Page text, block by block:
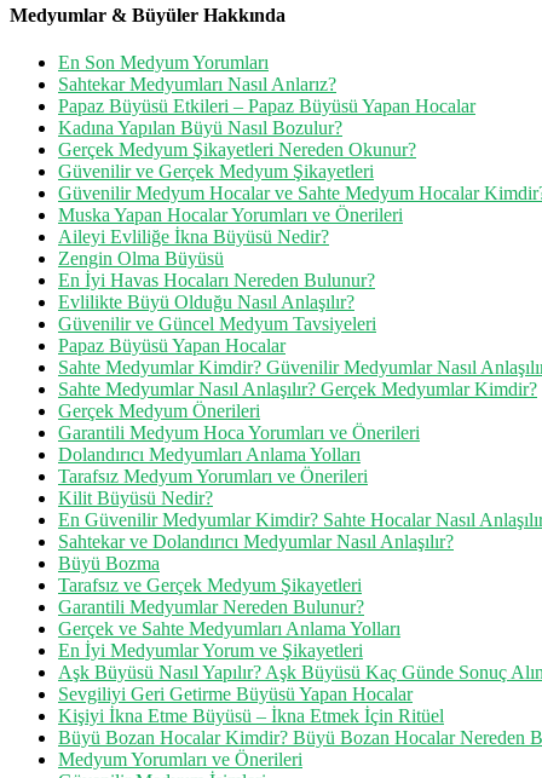
Medyumlar & Büyüler Hakkında
En Son Medyum Yorumları
Sahtekar Medyumları Nasıl Anlarız?
Papaz Büyüsü Etkileri – Papaz Büyüsü Yapan Hocalar
Kadına Yapılan Büyü Nasıl Bozulur?
Gerçek Medyum Şikayetleri Nereden Okunur?
Güvenilir ve Gerçek Medyum Şikayetleri
Güvenilir Medyum Hocalar ve Sahte Medyum Hocalar
Muska Yapan Hocalar Yorumları ve Önerileri
Aileyi Evliliğe İkna Büyüsü Nedir?
Zengin Olma Büyüsü
En İyi Havas Hocaları Nereden Bulunur?
Evlilikte Büyü Olduğu Nasıl Anlaşılır?
Güvenilir ve Güncel Medyum Tavsiyeleri
Papaz Büyüsü Yapan Hocalar
Sahte Medyumlar Kimdir? Güvenilir Medyumlar Nasıl
Sahte Medyumlar Nasıl Anlaşılır? Gerçek Medyumlar Kimdir?
Gerçek Medyum Önerileri
Garantili Medyum Hoca Yorumları ve Önerileri
Dolandırıcı Medyumları Anlama Yolları
Tarafsız Medyum Yorumları ve Önerileri
Kilit Büyüsü Nedir?
En Güvenilir Medyumlar Kimdir? Sahte Hocalar Nasıl
Sahtekar ve Dolandırıcı Medyumlar Nasıl Anlaşılır?
Büyü Bozma
Tarafsız ve Gerçek Medyum Şikayetleri
Garantili Medyumlar Nereden Bulunur?
Gerçek ve Sahte Medyumları Anlama Yolları
En İyi Medyumlar Yorum ve Şikayetleri
Aşk Büyüsü Nasıl Yapılır? Aşk Büyüsü Kaç Günde Sonuç
Sevgiliyi Geri Getirme Büyüsü Yapan Hocalar
Kişiyi İkna Etme Büyüsü – İkna Etmek İçin Ritüel
Büyü Bozan Hocalar Kimdir? Büyü Bozan Hocalar Nereden
Medyum Yorumları ve Önerileri